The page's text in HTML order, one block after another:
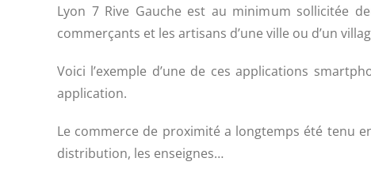
Lyon 7 Rive Gauche est au minimum sollicitée
commerçants et les artisans d’une ville ou d’un
Voici l’exemple d’une de ces applications
application.
Le commerce de proximité a longtemps été tenu
distribution, les enseignes…